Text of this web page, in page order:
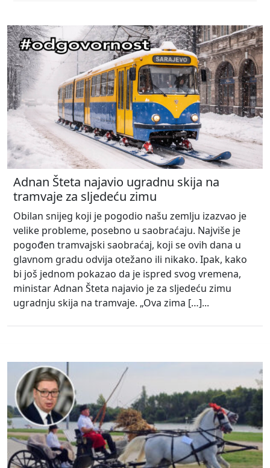
Adnan Šteta najavio ugradnu skija na
tramvaje za sljedeću zimu
Obilan snijeg koji je pogodio našu zemlju izazvao je
velike probleme, posebno u saobraćaju. Najviše je
pogođen tramvajski saobraćaj, koji se ovih dana u
glavnom gradu odvija otežano ili nikako. Ipak, kako
bi još jednom pokazao da je ispred svog vremena,
ministar Adnan Šteta najavio je za sljedeću zimu
ugradnju skija na tramvaje. „Ova zima […]...